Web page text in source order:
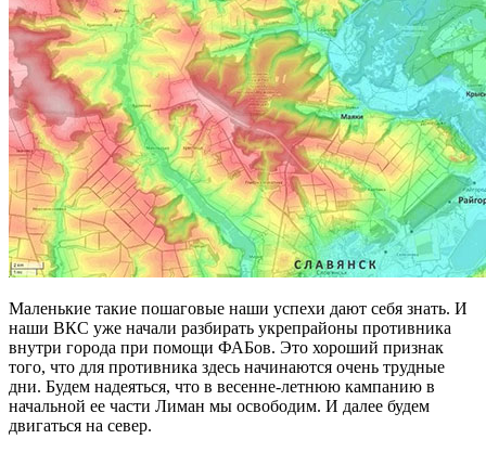
Маленькие такие пошаговые наши успехи дают себя знать. И
наши ВКС уже начали разбирать укрепрайоны противника
внутри города при помощи ФАБов. Это хороший признак
того, что для противника здесь начинаются очень трудные
дни. Будем надеяться, что в весенне-летнюю кампанию в
начальной ее части Лиман мы освободим. И далее будем
двигаться на север.